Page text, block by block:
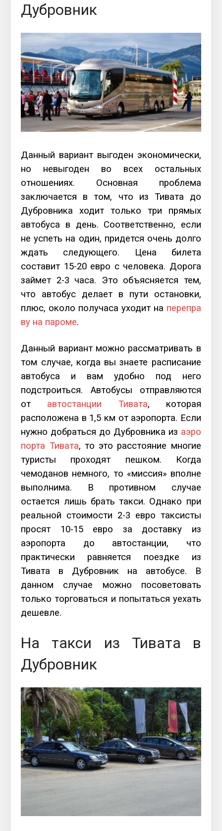
Дубровник
Данный вариант выгоден экономически,
но невыгоден во всех остальных
отношениях. Основная проблема
заключается в том, что из Тивата до
Дубровника ходит только три прямых
автобуса в день. Соответственно, если
не успеть на один, придется очень долго
ждать следующего. Цена билета
составит 15-20 евро с человека. Дорога
займет 2-3 часа. Это объясняется тем,
что автобус делает в пути остановки,
плюс, около получаса уходит на перепра
ву на пароме.
Данный вариант можно рассматривать в
том случае, когда вы знаете расписание
автобуса и вам удобно под него
подстроиться. Автобусы отправляются
от автостанции Тивата, которая
расположена в 1,5 км от аэропорта. Если
нужно добраться до Дубровника из аэро
порта Тивата, то это расстояние многие
туристы проходят пешком. Когда
чемоданов немного, то «миссия» вполне
выполнима. В противном случае
остается лишь брать такси. Однако при
реальной стоимости 2-3 евро таксисты
просят 10-15 евро за доставку из
аэропорта до автостанции, что
практически равняется поездке из
Тивата в Дубровник на автобусе. В
данном случае можно посоветовать
только торговаться и попытаться уехать
дешевле.
На такси из Тивата в
Дубровник